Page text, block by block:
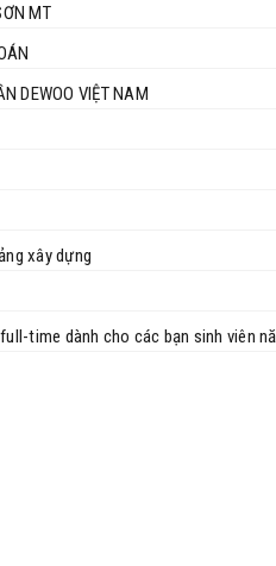
MT
DEWOO VIỆT NAM
xây dựng
time dành cho các bạn sinh viên